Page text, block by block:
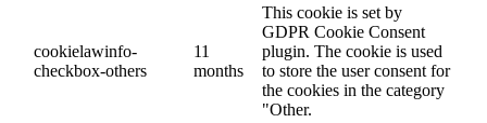
cookielawinfo-
checkbox-others
11
months
This cookie is set by
GDPR Cookie Consent
plugin. The cookie is used
to store the user consent for
the cookies in the category
"Other.